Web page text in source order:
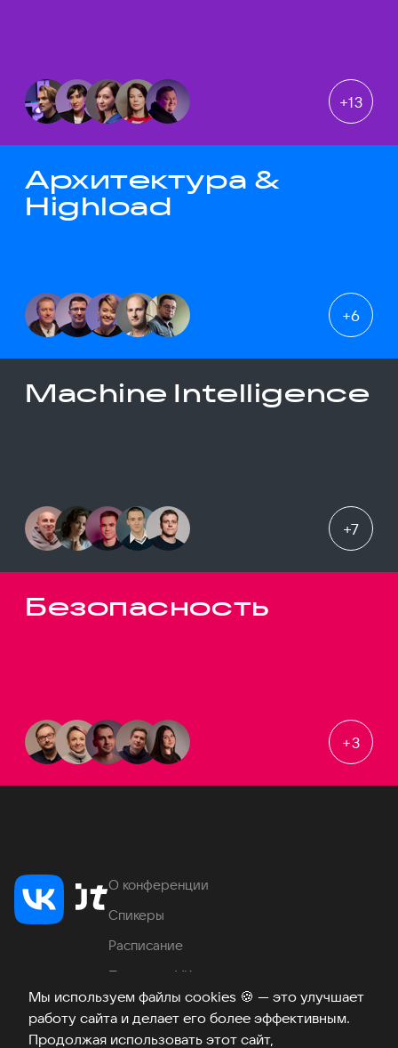
Мы используем файлы cookies 🍪 — это улучшает
работу сайта и делает его более эффективным.
Продолжая использовать этот сайт,
+13
Архитектура &
Highload
+6
Machine Intelligence
+7
Безопасность
+3
О конференции
Спикеры
Расписание
Продукты VK
Место проведения
Часто задаваемые вопросы